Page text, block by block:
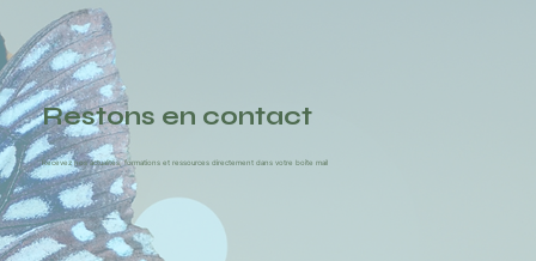
Restons en contact
Recevez nos actualités, formations et ressources directement dans votre boîte mail